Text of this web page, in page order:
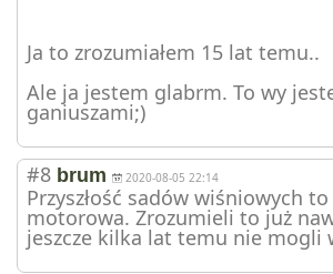
Ja to zrozumiałem 15 lat temu..
Ale ja jestem glabrm. To wy
ganiuszami;)
#8 brum 2020-08-05 22:14
Przyszłość sadów wiśniowych to
motorowa. Zrozumieli to już
jeszcze kilka lat temu nie mogli